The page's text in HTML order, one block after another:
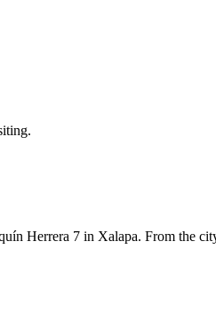
Herrera 7 in Xalapa. From the